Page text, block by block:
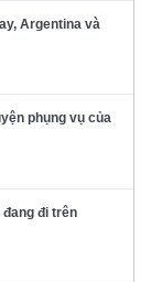
Argentina và
phụng vụ của
đi trên